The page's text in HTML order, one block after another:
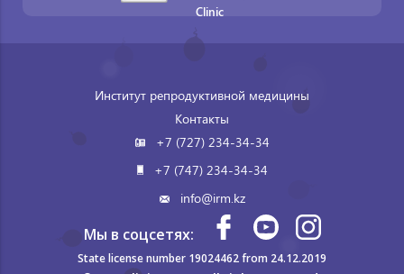
Clinic
Институт репродуктивной медицины
Контакты
+7 (727) 234-34-34
+7 (747) 234-34-34
info@irm.kz
Мы в соцсетях:
State license number 19024462 from 24.12.2019